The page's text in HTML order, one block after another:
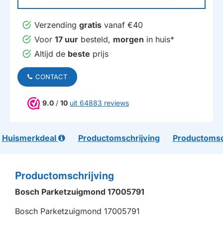
Verzending gratis vanaf €40
Voor 17 uur besteld, morgen in huis*
Altijd de beste prijs
CONTACT
9.0 / 10 uit 64883 reviews
Huismerkdeal Productomschrijving
Productomschrijving
Bosch Parketzuigmond 17005791
Bosch Parketzuigmond 17005791